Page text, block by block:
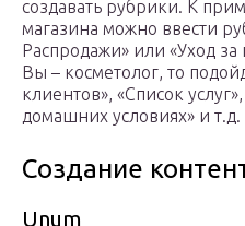
создавать рубрики. К
магазина можно ввести
Распродажи» или «Уход
Вы – косметолог, то
клиентов», «Список
домашних условиях» и т.д.
Создание
Unum